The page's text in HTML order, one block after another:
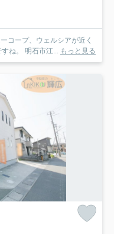
コープ、ウェルシアが近く
ね。 明石市江...
もっと見る